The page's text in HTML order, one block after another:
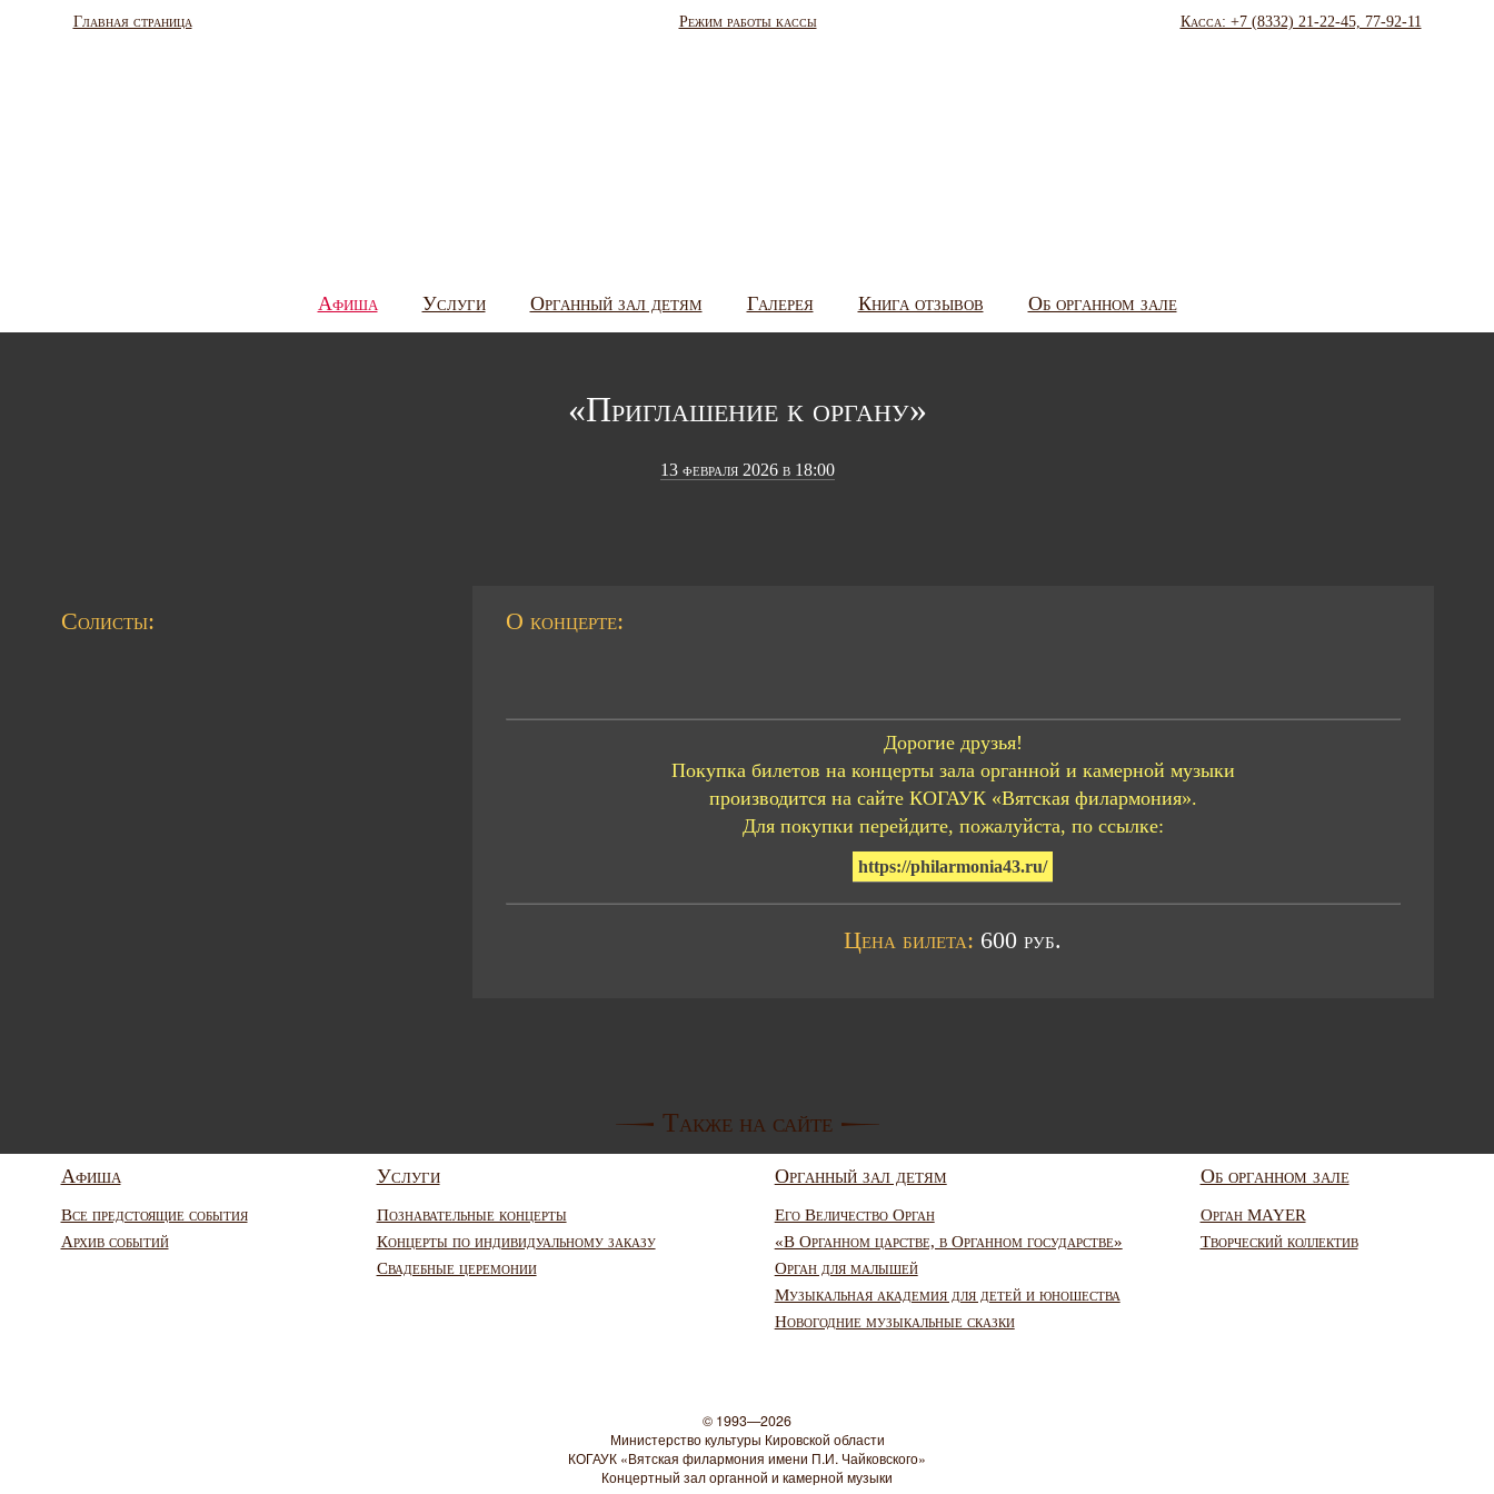
Главная страница Режим работы кассы Касса: +7 (8332) 21-22-45, 77-92-11
Афиша Услуги Органный зал детям Галерея Книга отзывов Об органном зале
«Приглашение к органу»
13 февраля 2026 в 18:00
Солисты: О концерте:
Дорогие друзья!
Покупка билетов на концерты зала органной и камерной музыки
производится на сайте КОГАУК «Вятская филармония».
Для покупки перейдите, пожалуйста, по ссылке:
https://philarmonia43.ru/
Цена билета: 600 руб.
Также на сайте
Афиша
Все предстоящие события
Архив событий
Услуги
Познавательные концерты
Концерты по индивидуальному заказу
Свадебные церемонии
Органный зал детям
Его Величество Орган
«В Органном царстве, в Органном государстве»
Орган для малышей
Музыкальная академия для детей и юношества
Новогодние музыкальные сказки
Об органном зале
Орган MAYER
Творческий коллектив
© 1993—2026
Министерство культуры Кировской области
КОГАУК «Вятская филармония имени П.И. Чайковского»
Концертный зал органной и камерной музыки